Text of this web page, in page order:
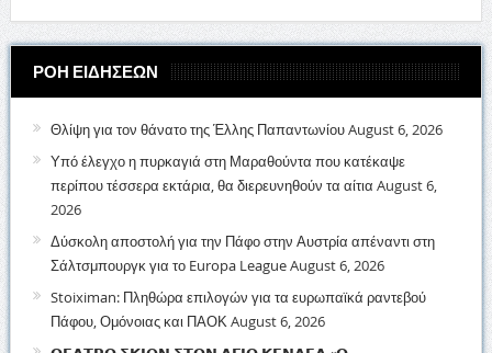
ΡΟΗ ΕΙΔΗΣΕΩΝ
Θλίψη για τον θάνατο της Έλλης ΠαπαντωνίουAugust 6, 2026
Υπό έλεγχο η πυρκαγιά στη Μαραθούντα που κατέκαψε
περίπου τέσσερα εκτάρια, θα διερευνηθούν τα αίτια August 6,
2026
Δύσκολη αποστολή για την Πάφο στην Αυστρία απέναντι στη
Σάλτσμπουργκ για το Europa LeagueAugust 6, 2026
Stoiximan: Πληθώρα επιλογών για τα ευρωπαϊκά ραντεβού
Πάφου, Ομόνοιας και ΠΑΟΚAugust 6, 2026